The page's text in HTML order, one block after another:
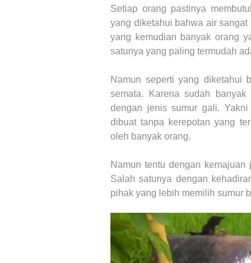
Setiap orang pastinya
yang diketahui bahwa air
yang kemudian banyak orang
satunya yang paling termudah
Namun seperti yang diketahui
semata. Karena sudah
dengan jenis sumur gali.
dibuat tanpa kerepotan yang
oleh banyak orang.
Namun tentu dengan
Salah satunya dengan
pihak yang lebih memilih sumur